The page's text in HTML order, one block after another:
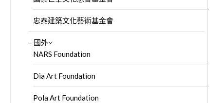
忠泰建築文化藝術基金會
– 國外
NARS Foundation
Dia Art Foundation
Pola Art Foundation